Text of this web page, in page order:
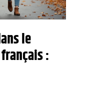
le
: